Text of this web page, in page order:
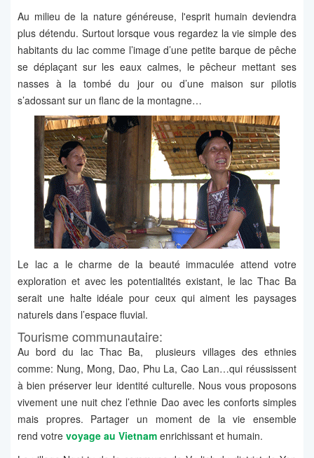
Au milieu de la nature généreuse, l'esprit humain deviendra
plus détendu. Surtout lorsque vous regardez la vie simple des
habitants du lac comme l’image d’une petite barque de pêche
se déplaçant sur les eaux calmes, le pêcheur mettant ses
nasses à la tombé du jour ou d’une maison sur pilotis
s’adossant sur un flanc de la montagne…
Le lac a le charme de la beauté immaculée attend votre
exploration et avec les potentialités existant, le lac Thac Ba
serait une halte idéale pour ceux qui aiment les paysages
naturels dans l’espace fluvial.
Tourisme communautaire:
Au bord du lac Thac Ba, plusieurs villages des ethnies
comme: Nung, Mong, Dao, Phu La, Cao Lan…qui réussissent
à bien préserver leur identité culturelle. Nous vous proposons
vivement une nuit chez l’ethnie Dao avec les conforts simples
mais propres. Partager un moment de la vie ensemble
rend votre voyage au Vietnam enrichissant et humain.